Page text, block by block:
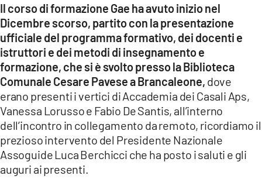
LACTV.IT
LACONAIR.IT
LACITYMAG.IT
COSENZACHANNEL.IT
ILVIBONESE.IT
CATANZAROCHANNEL.IT
Il corso di formazione Gae ha avuto inizio nel
Dicembre scorso, partito con la presentazione
ufficiale del programma formativo, dei docenti e
istruttori e dei metodi di insegnamento e
formazione, che si è svolto presso la Biblioteca
Comunale Cesare Pavese a Brancaleone, dove
erano presenti i vertici di Accademia dei Casali Aps,
Vanessa Lorusso e Fabio De Santis, all’interno
dell’incontro in collegamento da remoto, ricordiamo il
prezioso intervento del Presidente Nazionale
Assoguide Luca Berchicci che ha posto i saluti e gli
auguri ai presenti.